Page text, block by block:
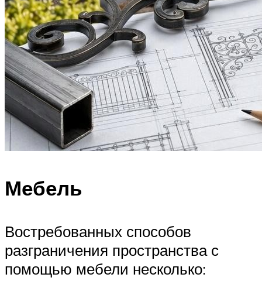
Мебель
Востребованных способов
разграничения пространства с
помощью мебели несколько: